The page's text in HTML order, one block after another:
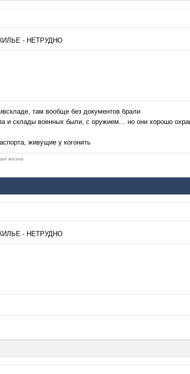
- НЕТРУДНО
там вообще без документов брали
и склады военных были, с оружием… но они хорошо
живущие у когонить
жизни
- НЕТРУДНО